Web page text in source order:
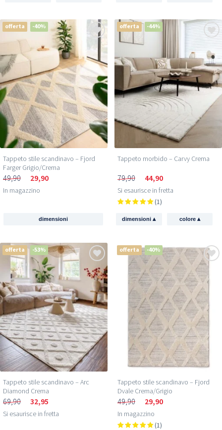
offerta -40%
Tappeto stile scandinavo – Fjord
Farger Grigio/Crema
49,90 29,90
In magazzino
dimensioni
offerta -44%
Tappeto morbido – Carvy Crema
79,90 44,90
Si esaurisce in fretta
(1)
dimensioni▴ colore ▴
offerta -53%
Tappeto stile scandinavo – Arc
Diamond Crema
69,90 32,95
Si esaurisce in fretta
offerta -40%
Tappeto stile scandinavo – Fjord
Dvale Crema/Grigio
49,90 29,90
In magazzino
(1)